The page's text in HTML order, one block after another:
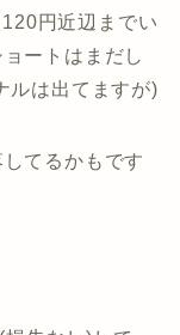
円近辺までい
ートはまだし
ルは出てますが)
てるかもです